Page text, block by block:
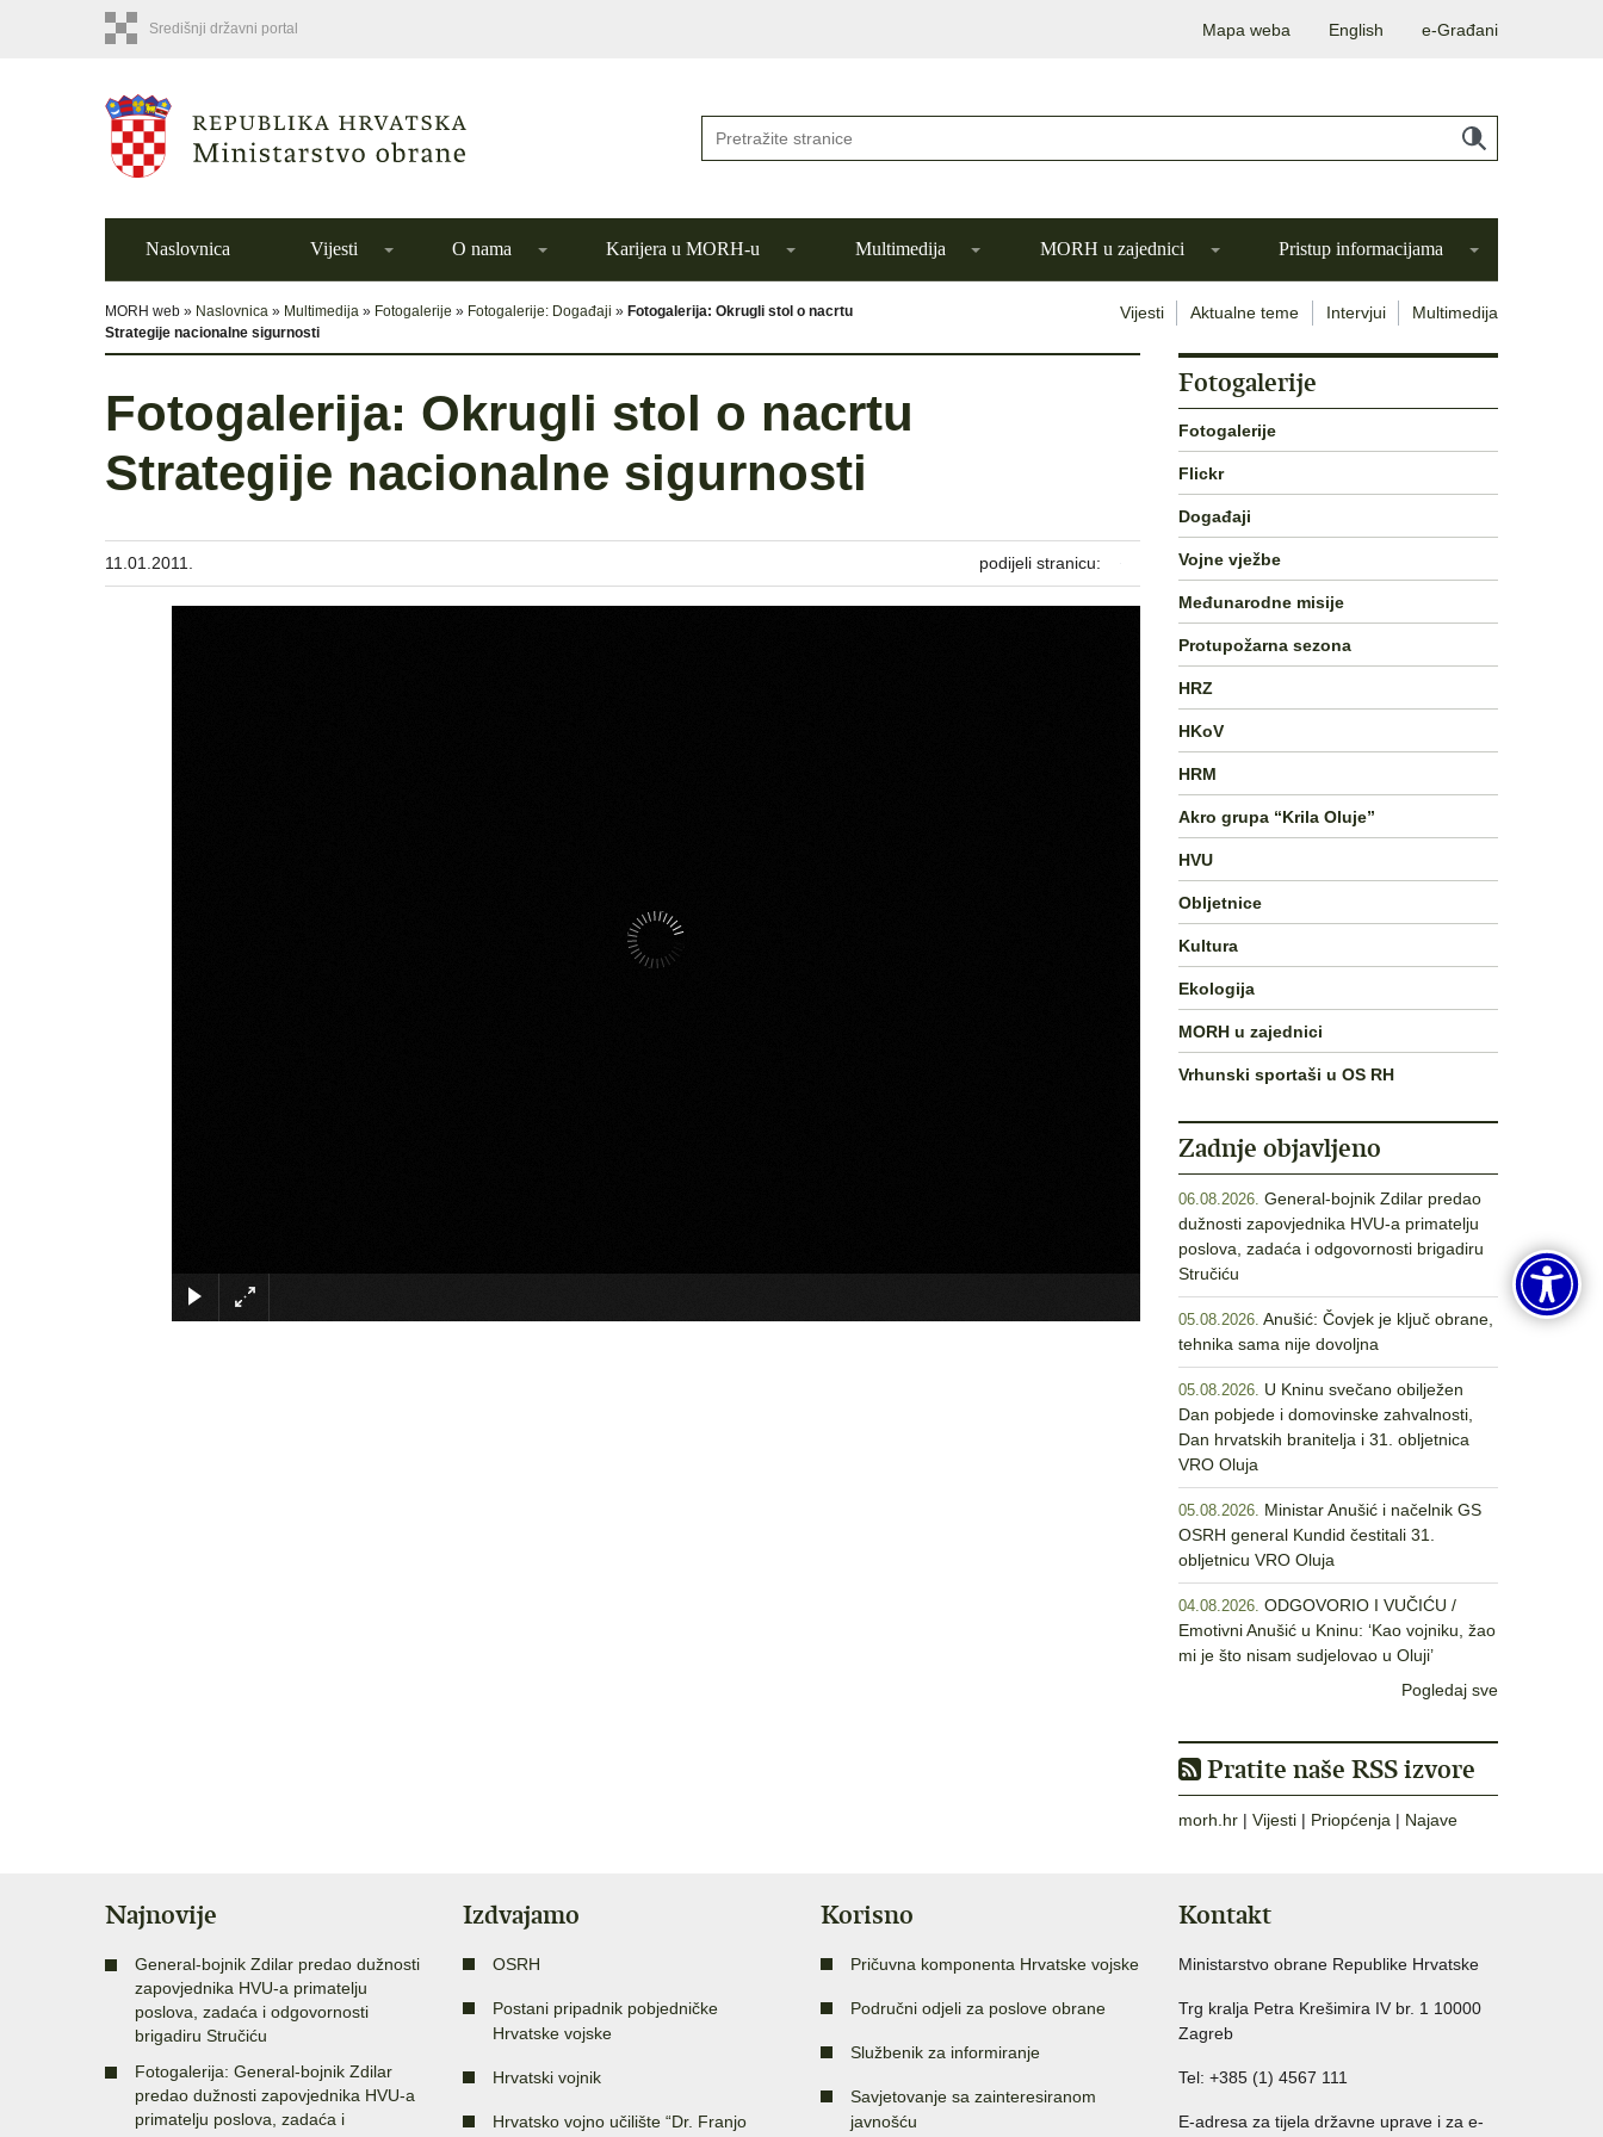
Središnji državni portal Mapa weba English e-Građani
Naslovnica Vijesti O nama Karijera u MORH-u Multimedija MORH u zajednici Pristup informacijama
MORH web » Naslovnica » Multimedija » Fotogalerije » Fotogalerije: Događaji » Fotogalerija: Okrugli stol o nacrtu
Strategije nacionalne sigurnosti
Vijesti Aktualne teme Intervjui Multimedija
Fotogalerija: Okrugli stol o nacrtu
Strategije nacionalne sigurnosti
11.01.2011. podijeli stranicu:
Fotogalerije
Fotogalerije
Flickr
Događaji
Vojne vježbe
Međunarodne misije
Protupožarna sezona
HRZ
HKoV
HRM
Akro grupa “Krila Oluje”
HVU
Obljetnice
Kultura
Ekologija
MORH u zajednici
Vrhunski sportaši u OS RH
Zadnje objavljeno
06.08.2026. General-bojnik Zdilar predao
dužnosti zapovjednika HVU-a primatelju
poslova, zadaća i odgovornosti brigadiru
Stručiću
05.08.2026. Anušić: Čovjek je ključ obrane,
tehnika sama nije dovoljna
05.08.2026. U Kninu svečano obilježen
Dan pobjede i domovinske zahvalnosti,
Dan hrvatskih branitelja i 31. obljetnica
VRO Oluja
05.08.2026. Ministar Anušić i načelnik GS
OSRH general Kundid čestitali 31.
obljetnicu VRO Oluja
04.08.2026. ODGOVORIO I VUČIĆU /
Emotivni Anušić u Kninu: ‘Kao vojniku, žao
mi je što nisam sudjelovao u Oluji’
Pogledaj sve
Pratite naše RSS izvore
morh.hr | Vijesti | Priopćenja | Najave
Najnovije
General-bojnik Zdilar predao dužnosti
zapovjednika HVU-a primatelju
poslova, zadaća i odgovornosti
brigadiru Stručiću
Fotogalerija: General-bojnik Zdilar
predao dužnosti zapovjednika HVU-a
primatelju poslova, zadaća i
Izdvajamo
OSRH
Postani pripadnik pobjedničke
Hrvatske vojske
Hrvatski vojnik
Hrvatsko vojno učilište “Dr. Franjo
Korisno
Pričuvna komponenta Hrvatske vojske
Područni odjeli za poslove obrane
Službenik za informiranje
Savjetovanje sa zainteresiranom
javnošću
Kontakt
Ministarstvo obrane Republike Hrvatske
Trg kralja Petra Krešimira IV br. 1 10000
Zagreb
Tel: +385 (1) 4567 111
E-adresa za tijela državne uprave i za e-